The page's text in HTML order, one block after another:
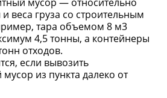
веса груза со строительным
тара объемом 8 м3
4,5 тонны, а контейнеры
отходов.
если вывозить
из пункта далеко от